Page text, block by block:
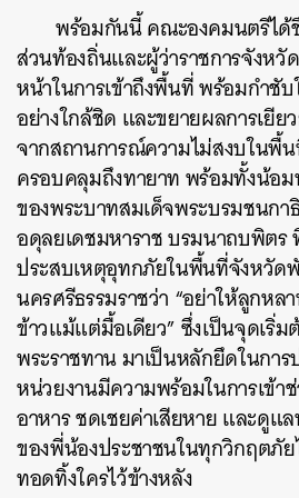
พร้อมกันนี้ คณะองคมนตรีได้
ส่วนท้องถิ่นและผู้ว่าราชการจังห
หน้าในการเข้าถึงพื้นที่ พร้อมกำชั
อย่างใกล้ชิด และขยายผลการเยี
จากสถานการณ์ความไม่สงบในพื้
ครอบคลุมถึงทายาท พร้อมทั้งน้อม
ของพระบาทสมเด็จพระบรมชนก
อดุลยเดชมหาราช บรมนาถบพิตร
ประสบเหตุอุทกภัยในพื้นที่จังหวัด
นครศรีธรรมราชว่า “อย่าให้ลูกหล
ข้าวแม้แต่มื้อเดียว” ซึ่งเป็นจุดเริ่ม
พระราชทาน มาเป็นหลักยึดในกา
หน่วยงานมีความพร้อมในการเข้า
อาหาร ชดเชยค่าเสียหาย และดูแ
ของพี่น้องประชาชนในทุกวิกฤตภัย
ทอดทิ้งใครไว้ข้างหลัง